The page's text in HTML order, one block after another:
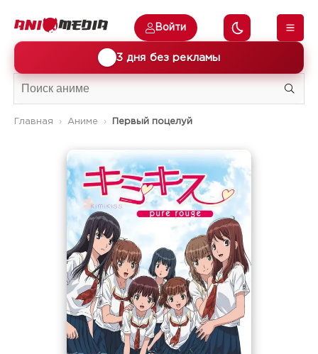
3 дня без рекламы
Войти
Главная Аниме Первый поцелуй